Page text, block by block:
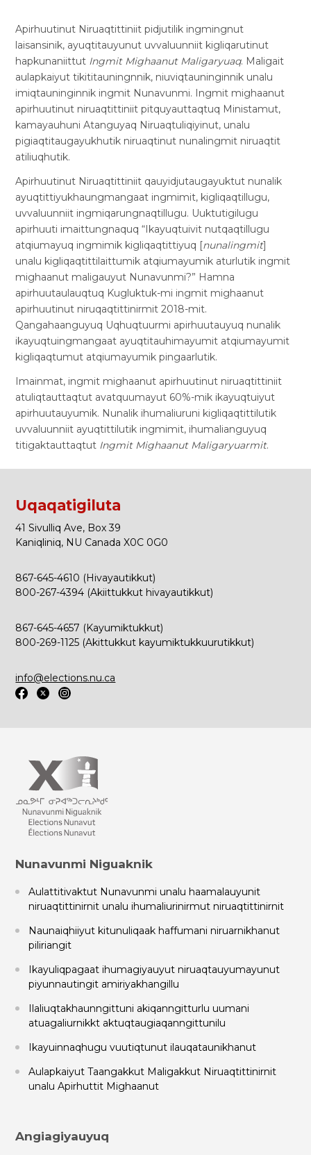
Apirhuutinut Niruaqtittiniit pidjutilik ingmingnut
laisansinik, ayuqtitauyunut uvvaluunniit kigliqarutinut
hapkunaniittut Ingmit Mighaanut Maligaryuaq. Maligait
aulapkaiyut tikititauningnnik, niuviqtauninginnik unalu
imiqtauninginnik ingmit Nunavunmi. Ingmit mighaanut
apirhuutinut niruaqtittiniit pitquyauttaqtuq Ministamut,
kamayauhuni Atanguyaq Niruaqtuliqiyinut, unalu
pigiaqtitaugayukhutik niruaqtinut nunalingmit niruaqtit
atiliuqhutik.
Apirhuutinut Niruaqtittiniit qauyidjutaugayuktut nunalik
ayuqtittiyukhaungmangaat ingmimit, kigliqaqtillugu,
uvvaluunniit ingmiqarungnaqtillugu. Uuktutigilugu
apirhuuti imaittungnaquq “Ikayuqtuivit nutqaqtillugu
atqiumayuq ingmimik kigliqaqtittiyuq [nunalingmit]
unalu kigliqaqtittilaittumik atqiumayumik aturlutik ingmit
mighaanut maligauyut Nunavunmi?” Hamna
apirhuutaulauqtuq Kugluktuk-mi ingmit mighaanut
apirhuutinut niruqaqtittinirmit 2018-mit.
Qangahaanguyuq Uqhuqtuurmi apirhuutauyuq nunalik
ikayuqtuingmangaat ayuqtitauhimayumit atqiumayumit
kigliqaqtumut atqiumayumik pingaarlutik.
Imainmat, ingmit mighaanut apirhuutinut niruaqtittiniit
atuliqtauttaqtut avatquumayut 60%-mik ikayuqtuiyut
apirhuutauyumik. Nunalik ihumaliuruni kigliqaqtittilutik
uvvaluunniit ayuqtittilutik ingmimit, ihumalianguyuq
titigaktauttaqtut Ingmit Mighaanut Maligaryuarmit.
Uqaqatigiluta
41 Sivulliq Ave, Box 39
Kaniqliniq, NU Canada X0C 0G0
867-645-4610 (Hivayautikkut)
800-267-4394 (Akiittukkut hivayautikkut)
867-645-4657 (Kayumiktukkut)
800-269-1125 (Akittukkut kayumiktukkuurutikkut)
info@elections.nu.ca
Nunavunmi Niguaknik
Aulattitivaktut Nunavunmi unalu haamalauyunit
niruaqtittinirnit unalu ihumaliurinirmut niruaqtittinirnit
Naunaiqhiiyut kitunuliqaak haffumani niruarnikhanut
piliriangit
Ikayuliqpagaat ihumagiyauyut niruaqtauyumayunut
piyunnautingit amiriyakhangillu
Ilaliuqtakhaunngittuni akiqanngitturlu uumani
atuagaliurnikkt aktuqtaugiaqanngittunilu
Ikayuinnaqhugu vuutiqtunut ilauqataunikhanut
Aulapkaiyut Taangakkut Maligakkut Niruaqtittinirnit
unalu Apirhuttit Mighaanut
Angiagiyauyuq